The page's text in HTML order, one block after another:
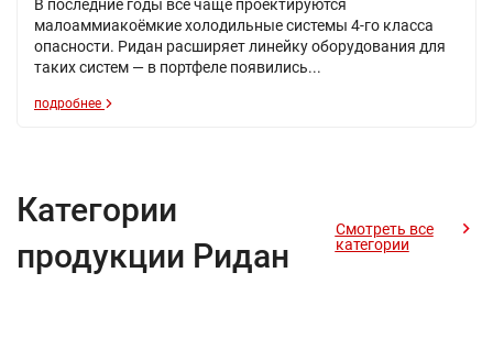
В последние годы всё чаще проектируются
малоаммиакоёмкие холодильные системы 4-го класса
опасности. Ридан расширяет линейку оборудования для
таких систем — в портфеле появились...
подробнее
Категории
продукции Ридан
Смотреть все
категории